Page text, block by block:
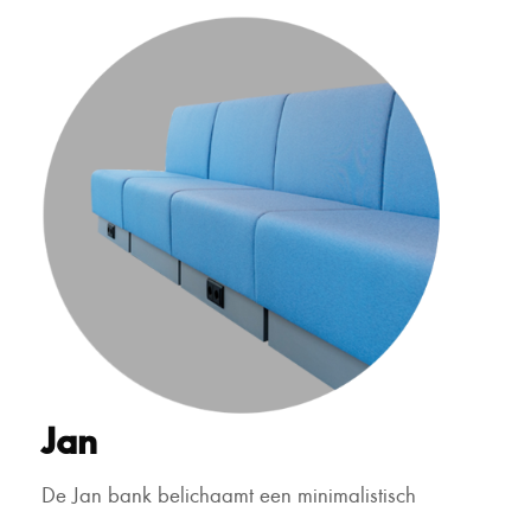
Jan
De Jan bank belichaamt een minimalistisch